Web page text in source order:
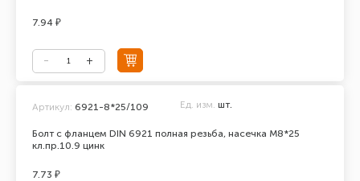
7.94 ₽
Болт с фланцем DIN 6921 полная резьба, насечка М8*25
кл.пр.10.9 цинк
Артикул: 6921-8*25/109 Ед. изм. шт.
7.73 ₽